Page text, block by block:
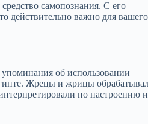
самопознания. С его
действительно важно для вашего
об использовании
Жрецы и жрицы
по настроению и